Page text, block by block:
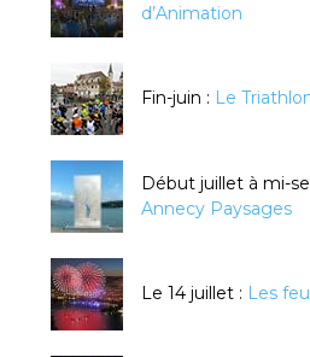
d’Animation
Fin-juin : Le
Début juillet à mi-
Annecy Paysages
Le 14 juillet : Les